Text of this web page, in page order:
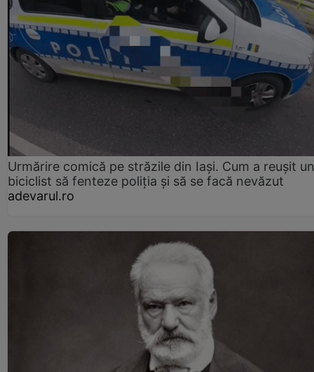
Urmărire comică pe străzile din Iași. Cum a reușit un
biciclist să fenteze poliția și să se facă nevăzut
adevarul.ro